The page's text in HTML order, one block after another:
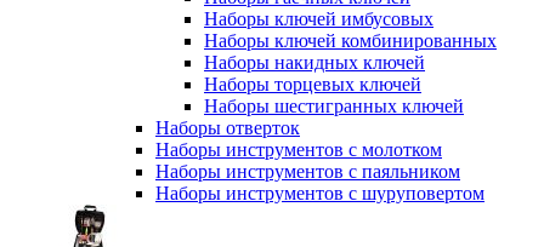
Наборы ключей имбусовых
Наборы ключей комбинированных
Наборы накидных ключей
Наборы торцевых ключей
Наборы шестигранных ключей
Наборы отверток
Наборы инструментов с молотком
Наборы инструментов с паяльником
Наборы инструментов с шуруповертом